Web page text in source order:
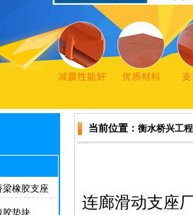
梁橡胶支座
胶垫块
当前位置： 衡水桥兴工
连廊滑动支座